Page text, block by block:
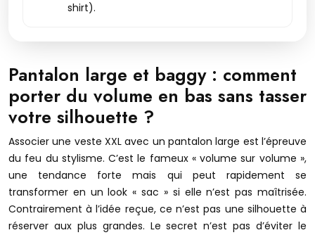
shirt).
Pantalon large et baggy : comment
porter du volume en bas sans tasser
votre silhouette ?
Associer une veste XXL avec un pantalon large est l’épreuve
du feu du stylisme. C’est le fameux « volume sur volume »,
une tendance forte mais qui peut rapidement se
transformer en un look « sac » si elle n’est pas maîtrisée.
Contrairement à l’idée reçue, ce n’est pas une silhouette à
réserver aux plus grandes. Le secret n’est pas d’éviter le